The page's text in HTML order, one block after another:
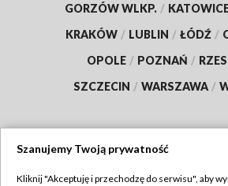
GORZÓW WLKP. /
KRAKÓW / LUBLIN / ŁÓDŹ /
OPOLE / POZNAŃ /
SZCZECIN / WARSZAWA /
Szanujemy Twoją prywatność
Kliknij "Akceptuję i przechodzę do serwisu", aby